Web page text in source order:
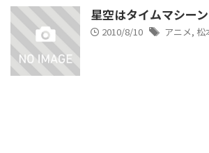
星空はタイムマシーン
2010/8/10 アニメ, 松